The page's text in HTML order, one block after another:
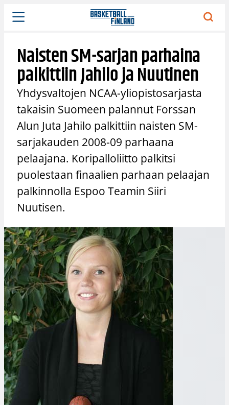
Siirry
sisältöön
Naisten SM-sarjan parhaina
palkittiin Jahilo ja Nuutinen
Yhdysvaltojen NCAA-yliopistosarjasta
takaisin Suomeen palannut Forssan
Alun Juta Jahilo palkittiin naisten SM-
sarjakauden 2008-09 parhaana
pelaajana. Koripalloliitto palkitsi
puolestaan finaalien parhaan pelaajan
palkinnolla Espoo Teamin Siiri
Nuutisen.